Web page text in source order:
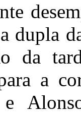
dupla
da
a